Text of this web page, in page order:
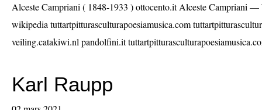
Alceste Campriani ( 1848-1933 ) ottocento.it Alceste Campriani
wikipedia tuttartpitturasculturapoesiamusica.com
veiling.catakiwi.nl pandolfini.it
Karl Raupp